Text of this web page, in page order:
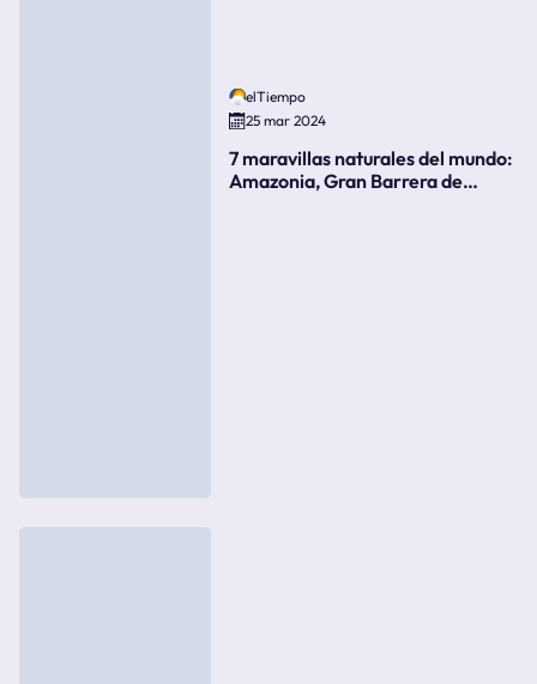
elTiempo
25 mar 2024
7 maravillas naturales del mundo:
Amazonia, Gran Barrera de